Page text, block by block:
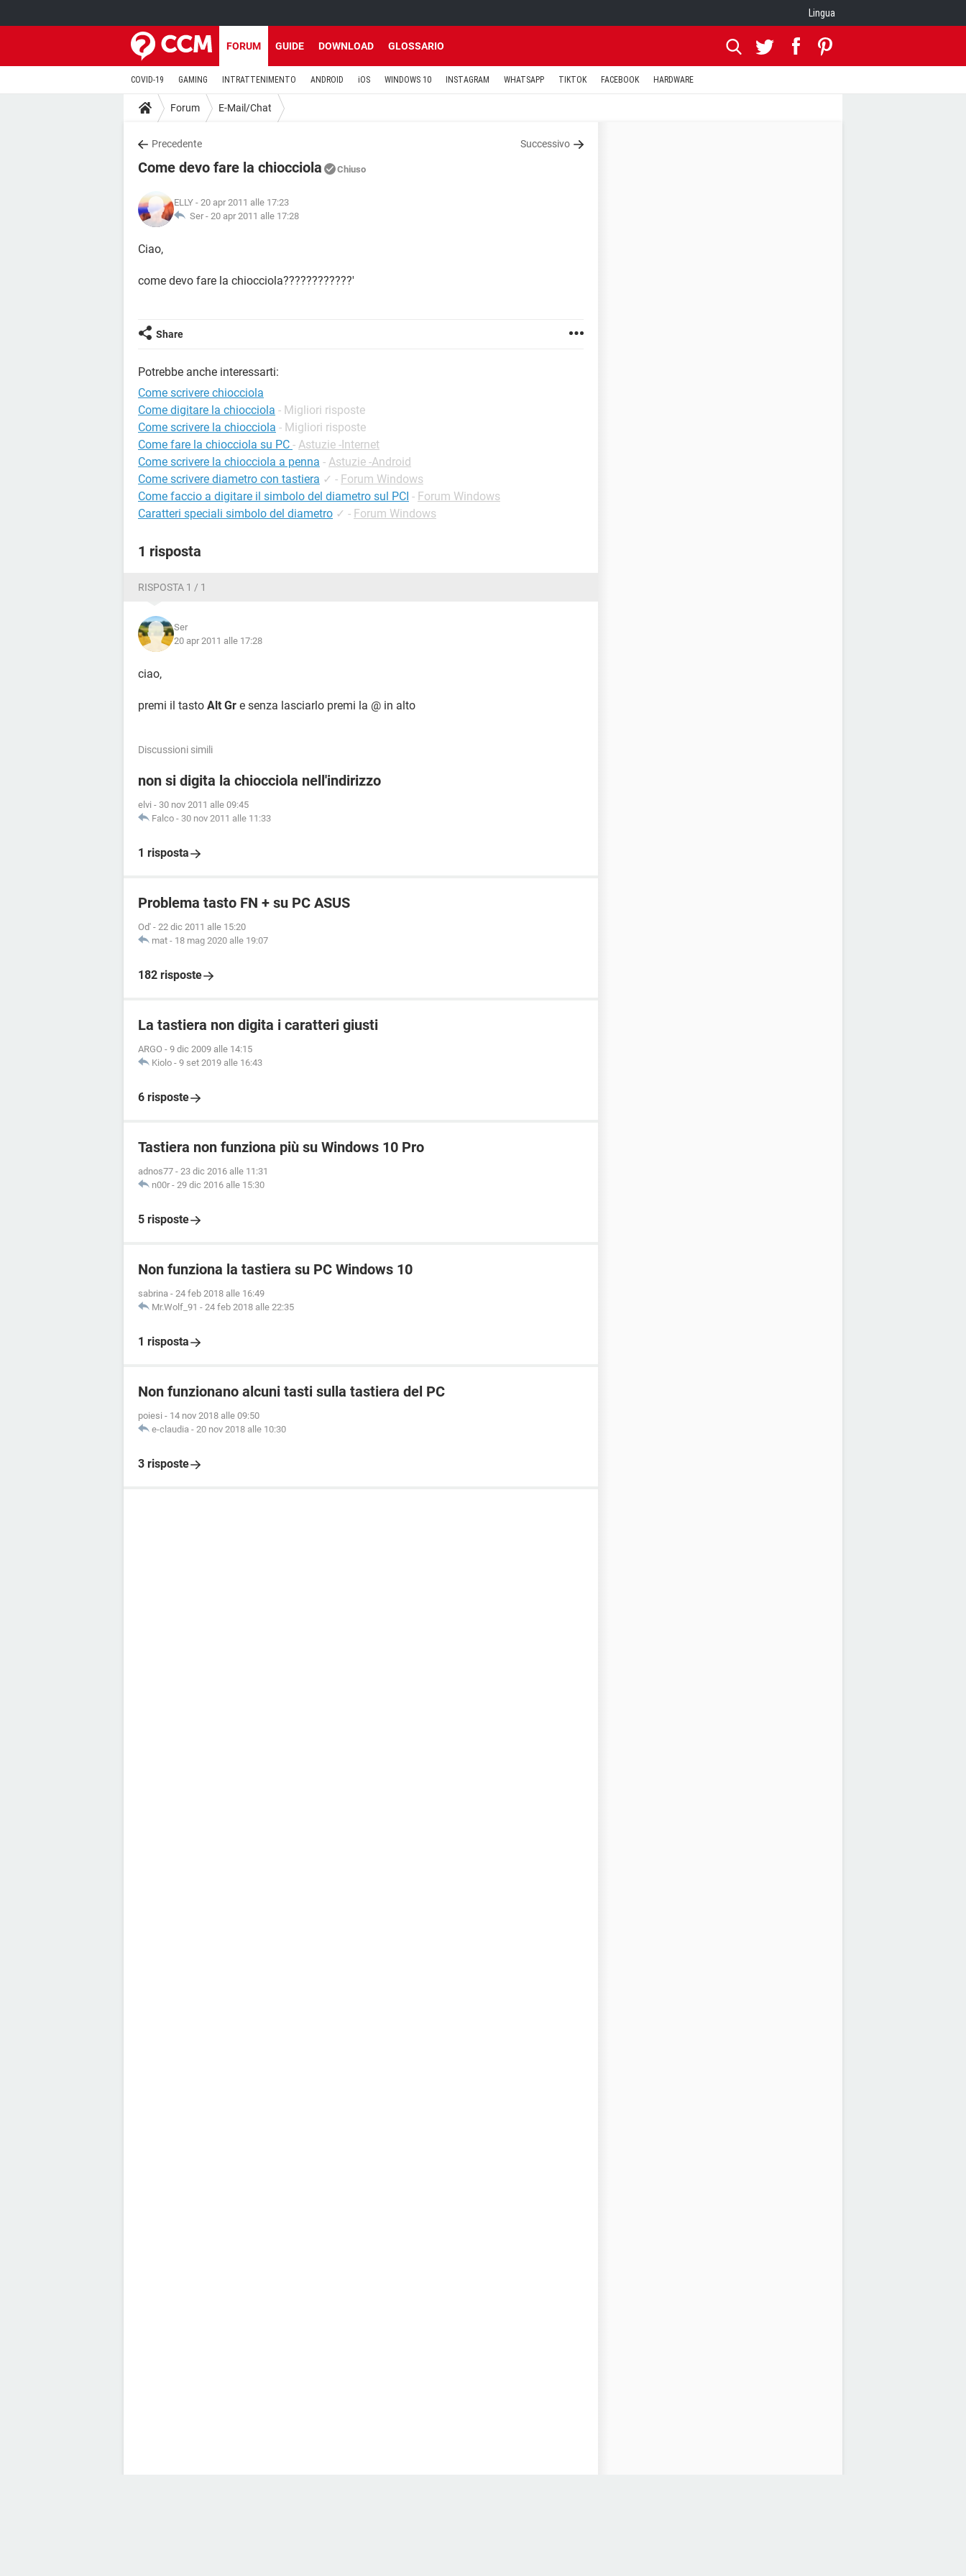
Lingua
FORUM GUIDE DOWNLOAD GLOSSARIO
COVID-19 GAMING INTRATTENIMENTO ANDROID iOS WINDOWS 10 INSTAGRAM WHATSAPP TIKTOK FACEBOOK HARDWARE
Forum E-Mail/Chat
Precedente Successivo
Come devo fare la chiocciola Chiuso
ELLY - 20 apr 2011 alle 17:23
Ser - 20 apr 2011 alle 17:28
Ciao,
come devo fare la chiocciola????????????'
Share
Potrebbe anche interessarti:
Come scrivere chiocciola
Come digitare la chiocciola - Migliori risposte
Come scrivere la chiocciola - Migliori risposte
Come fare la chiocciola su PC - Astuzie -Internet
Come scrivere la chiocciola a penna - Astuzie -Android
Come scrivere diametro con tastiera ✓ - Forum Windows
Come faccio a digitare il simbolo del diametro sul PCI - Forum Windows
Caratteri speciali simbolo del diametro ✓ - Forum Windows
1 risposta
RISPOSTA 1 / 1
Ser
20 apr 2011 alle 17:28
ciao,
premi il tasto Alt Gr e senza lasciarlo premi la @ in alto
Discussioni simili
non si digita la chiocciola nell'indirizzo
elvi - 30 nov 2011 alle 09:45
Falco - 30 nov 2011 alle 11:33
1 risposta
Problema tasto FN + su PC ASUS
Od' - 22 dic 2011 alle 15:20
mat - 18 mag 2020 alle 19:07
182 risposte
La tastiera non digita i caratteri giusti
ARGO - 9 dic 2009 alle 14:15
Kiolo - 9 set 2019 alle 16:43
6 risposte
Tastiera non funziona più su Windows 10 Pro
adnos77 - 23 dic 2016 alle 11:31
n00r - 29 dic 2016 alle 15:30
5 risposte
Non funziona la tastiera su PC Windows 10
sabrina - 24 feb 2018 alle 16:49
Mr.Wolf_91 - 24 feb 2018 alle 22:35
1 risposta
Non funzionano alcuni tasti sulla tastiera del PC
poiesi - 14 nov 2018 alle 09:50
e-claudia - 20 nov 2018 alle 10:30
3 risposte